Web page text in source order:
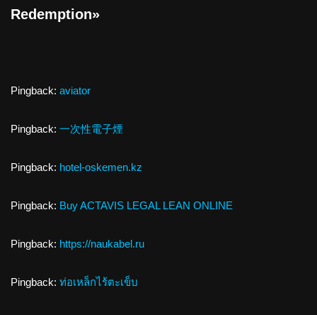
Redemption»
Pingback: aviator
Pingback: 一次性電子煙
Pingback: hotel-oskemen.kz
Pingback: Buy ACTAVIS LEGAL LEAN ONLINE
Pingback: https://naukabel.ru
Pingback: ท่อเหล็กไร้ตะเข็บ